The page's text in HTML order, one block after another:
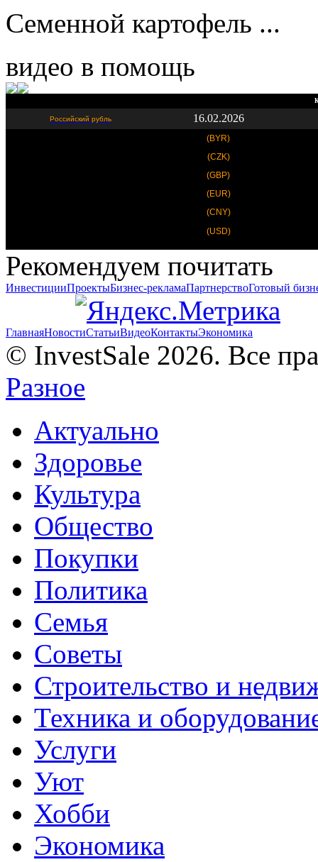
Семенной картофель ...
видео в помощь
Российский рубль 16.02.2026
(BYR)
(CZK)
(GBP)
(EUR)
(CNY)
(USD)
Рекомендуем почитать
ИнвестицииПроектыБизнес-рекламаПартнерствоГотовый
ГлавнаяНовостиСтатьиВидеоКонтактыЭкономика
© InvestSale 2026. Все
Разное
Актуально
Здоровье
Культура
Общество
Покупки
Политика
Семья
Советы
Строительство и
Техника и
Услуги
Уют
Хобби
Экономика